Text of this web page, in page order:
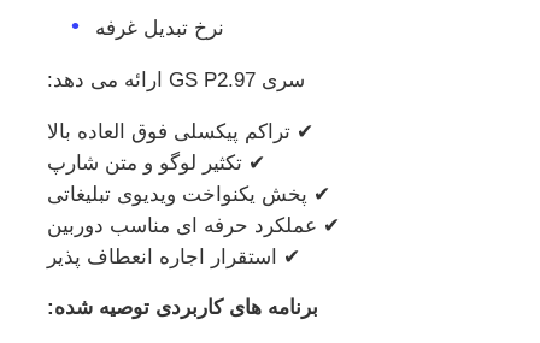
نرخ تبدیل غرفه
سری GS P2.97 ارائه می دهد:
✔ تراکم پیکسلی فوق العاده بالا
✔ تکثیر لوگو و متن شارپ
✔ پخش یکنواخت ویدیوی تبلیغاتی
✔ عملکرد حرفه ای مناسب دوربین
✔ استقرار اجاره انعطاف پذیر
برنامه های کاربردی توصیه شده: